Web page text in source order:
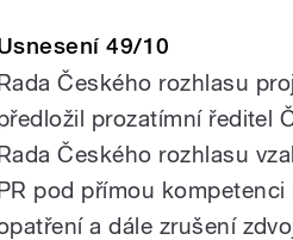
49/10
Českého rozhlasu
prozatímní ředitel
Českého rozhlasu
pod přímou
a dále zrušení